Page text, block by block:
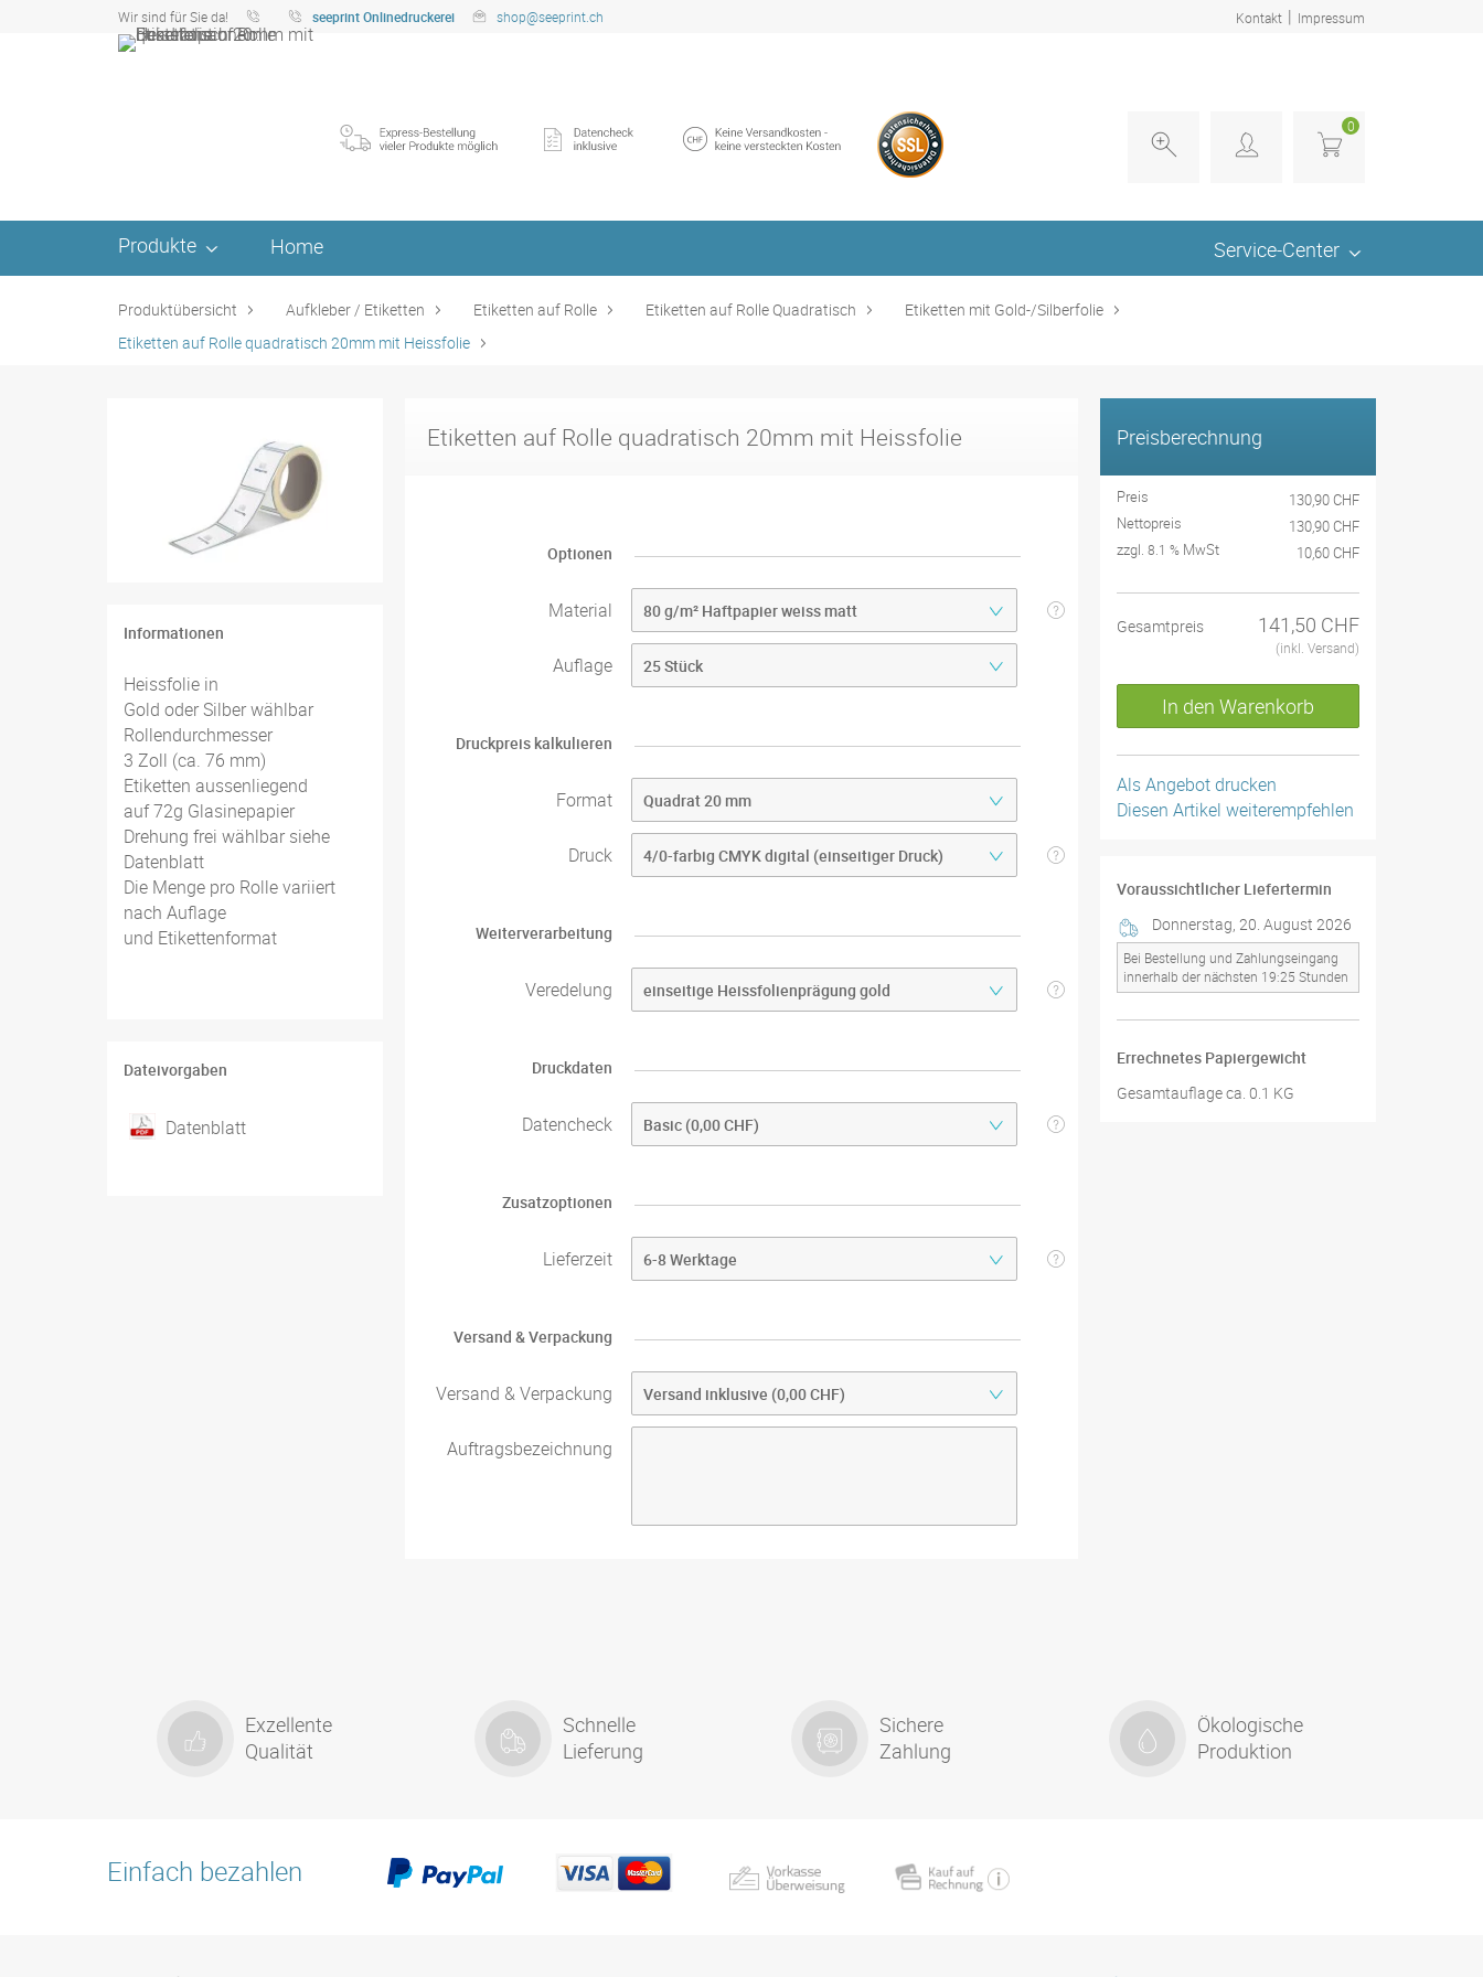
Wir sind für Sie da! seeprint Onlinedruckerei shop@seeprint.ch Kontakt | Impressum
0
Produkte Home Service-Center
Produktübersicht Aufkleber / Etiketten Etiketten auf Rolle Etiketten auf Rolle Quadratisch
Etiketten mit Gold-/Silberfolie
Etiketten auf Rolle quadratisch 20mm mit Heissfolie
Informationen
Heissfolie in
Gold oder Silber wählbar
Rollendurchmesser
3 Zoll (ca. 76 mm)
Etiketten aussenliegend
auf 72g Glasinepapier
Drehung frei wählbar siehe
Datenblatt
Die Menge pro Rolle variiert
nach Auflage
und Etikettenformat
Dateivorgaben
Datenblatt
Etiketten auf Rolle quadratisch 20mm mit Heissfolie
Optionen
Material
Auflage
Druckpreis kalkulieren
Format
Druck
Weiterverarbeitung
Veredelung
Druckdaten
Datencheck
Zusatzoptionen
Lieferzeit
Versand & Verpackung
Versand & Verpackung
Auftragsbezeichnung
Preisberechnung
Preis
130,90 CHF
Nettopreis
130,90 CHF
zzgl. 8.1 % MwSt 10,60 CHF
Gesamtpreis 141,50 CHF
(inkl. Versand)
In den Warenkorb
Als Angebot drucken
Diesen Artikel weiterempfehlen
Voraussichtlicher Liefertermin
Donnerstag, 20. August 2026
Bei Bestellung und Zahlungseingang
innerhalb der nächsten 19:25 Stunden
Errechnetes Papiergewicht
Gesamtauflage ca. 0.1 KG
Exzellente
Qualität
Schnelle
Lieferung
Sichere
Zahlung
Ökologische
Produktion
Einfach bezahlen